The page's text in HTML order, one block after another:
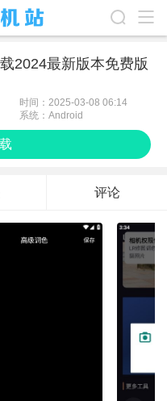
2024最新版本免费版
时间：2025-03-08 06:14
系统：Android
评论